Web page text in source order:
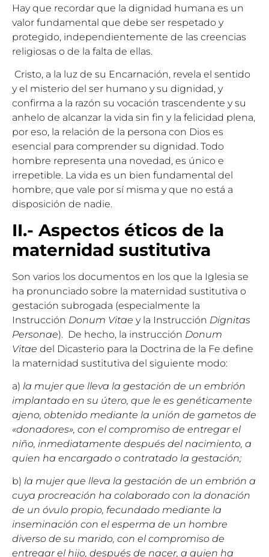
Hay que recordar que la dignidad humana es un
valor fundamental que debe ser respetado y
protegido, independientemente de las creencias
religiosas o de la falta de ellas.
Cristo, a la luz de su Encarnación, revela el sentido
y el misterio del ser humano y su dignidad, y
confirma a la razón su vocación trascendente y su
anhelo de alcanzar la vida sin fin y la felicidad plena,
por eso, la relación de la persona con Dios es
esencial para comprender su dignidad. Todo
hombre representa una novedad, es único e
irrepetible. La vida es un bien fundamental del
hombre, que vale por sí misma y que no está a
disposición de nadie.
II.- Aspectos éticos de la
maternidad sustitutiva
Son varios los documentos en los que la Iglesia se
ha pronunciado sobre la maternidad sustitutiva o
gestación subrogada (especialmente la
Instrucción Donum Vitae y la Instrucción Dignitas
Personae). De hecho, la instrucción Donum
Vitae del Dicasterio para la Doctrina de la Fe define
la maternidad sustitutiva del siguiente modo:
a) la mujer que lleva la gestación de un embrión
implantado en su útero, que le es genéticamente
ajeno, obtenido mediante la unión de gametos de
«donadores», con el compromiso de entregar el
niño, inmediatamente después del nacimiento, a
quien ha encargado o contratado la gestación;
b) la mujer que lleva la gestación de un embrión a
cuya procreación ha colaborado con la donación
de un óvulo propio, fecundado mediante la
inseminación con el esperma de un hombre
diverso de su marido, con el compromiso de
entregar el hijo, después de nacer, a quien ha